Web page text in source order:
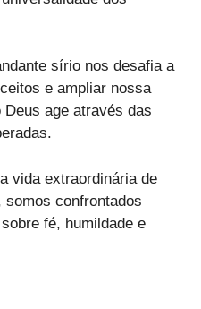
sírio nos desafia a
e ampliar nossa
age através das
vida extraordinária de
somos confrontados
fé, humildade e